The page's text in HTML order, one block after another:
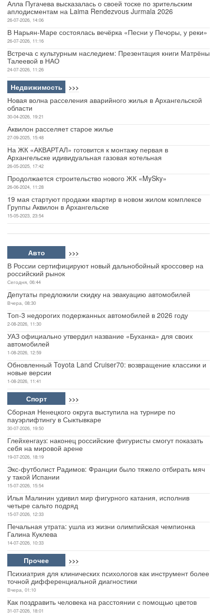
Алла Пугачева высказалась о своей тоске по зрительским
аплодисментам на Laima Rendezvous Jurmala 2026
26-07-2026, 14:06
В Нарьян-Маре состоялась вечёрка «Песни у Печоры, у реки»
26-07-2026, 11:16
Встреча с культурным наследием: Презентация книги Матрёны
Талеевой в НАО
24-07-2026, 11:26
Недвижимость >>>
Новая волна расселения аварийного жилья в Архангельской
области
30-04-2026, 19:21
Аквилон расселяет старое жилье
27-09-2025, 15:48
На ЖК «АКВАРТАЛ» готовится к монтажу первая в
Архангельске идивидуальная газовая котельная
26-05-2025, 17:42
Продолжается строительство нового ЖК «MySky»
26-06-2024, 11:28
19 мая стартуют продажи квартир в новом жилом комплексе
Группы Аквилон в Архангельске
15-05-2023, 23:54
Авто >>>
В России сертифицируют новый дальнобойный кроссовер на
российский рынок
Сегодня, 06:44
Депутаты предложили скидку на эвакуацию автомобилей
Вчера, 08:30
Топ-3 недорогих подержанных автомобилей в 2026 году
2-08-2026, 11:30
УАЗ официально утвердил название «Буханка» для своих
автомобилей
1-08-2026, 12:59
Обновленный Toyota Land Cruiser70: возвращение классики и
новые версии
1-08-2026, 11:41
Спорт >>>
Сборная Ненецкого округа выступила на турнире по
пауэрлифтингу в Сыктывкаре
30-07-2026, 19:50
Глейхенгауз: наконец российские фигуристы смогут показать
себя на мировой арене
19-07-2026, 18:19
Экс-футболист Радимов: Франции было тяжело отбирать мяч
у такой Испании
15-07-2026, 15:54
Илья Малинин удивил мир фигурного катания, исполнив
четыре сальто подряд
15-07-2026, 12:33
Печальная утрата: ушла из жизни олимпийская чемпионка
Галина Куклева
14-07-2026, 10:33
Прочее >>>
Психиатрия для клинических психологов как инструмент более
точной дифференциальной диагностики
Вчера, 01:10
Как поздравить человека на расстоянии с помощью цветов
31-07-2026, 18:01